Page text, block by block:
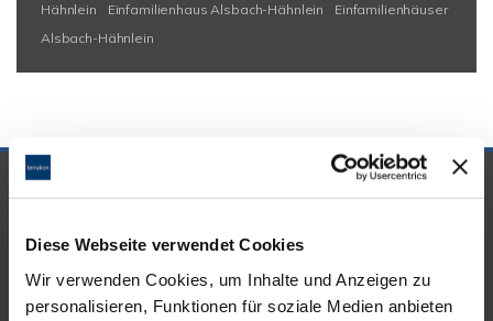
Diese Webseite verwendet Cookies
Wir verwenden Cookies, um Inhalte und Anzeigen zu
personalisieren, Funktionen für soziale Medien anbieten
Hähnlein
Einfamilienhaus Alsbach-Hähnlein
Einfamilienhäuser
Alsbach-Hähnlein
UNSERE PARTNER &
AUSZEICHNUNGEN